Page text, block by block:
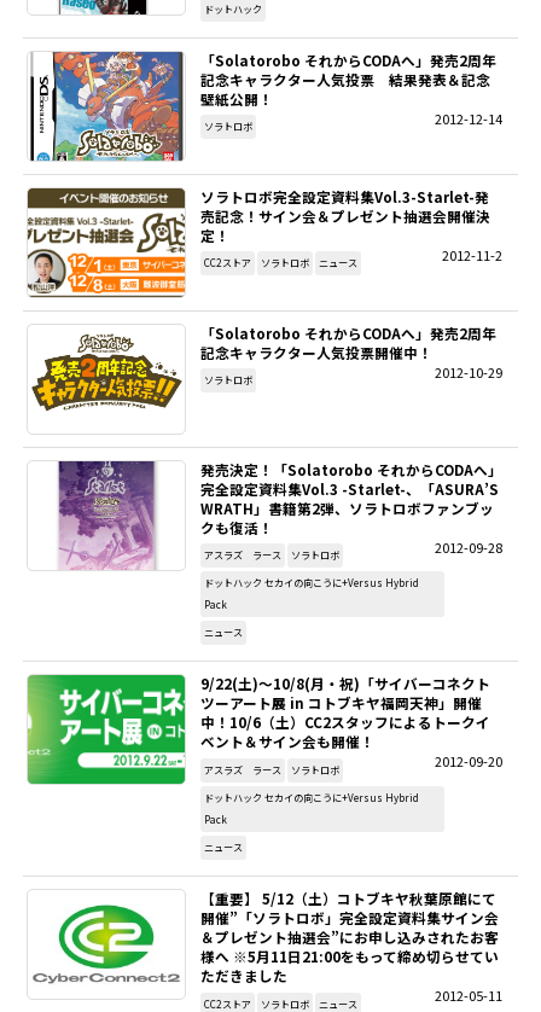
ドットハック
「Solatorobo それからCODAへ」発売2周年
記念キャラクター人気投票 結果発表＆記念
壁紙公開！
2012-12-14
ソラトロボ
ソラトロボ完全設定資料集Vol.3-Starlet-発
売記念！サイン会＆プレゼント抽選会開催決
定！
2012-11-2
CC2ストア ソラトロボ ニュース
「Solatorobo それからCODAへ」発売2周年
記念キャラクター人気投票開催中！
2012-10-29
ソラトロボ
発売決定！「Solatorobo それからCODAへ」
完全設定資料集Vol.3 -Starlet-、「ASURA’S
WRATH」書籍第2弾、ソラトロボファンブッ
クも復活！
2012-09-28
アスラズ ラース ソラトロボ
ドットハック セカイの向こうに+Versus Hybrid
Pack
ニュース
9/22(土)～10/8(月・祝)「サイバーコネクト
ツーアート展 in コトブキヤ福岡天神」開催
中！10/6（土）CC2スタッフによるトークイ
ベント＆サイン会も開催！
2012-09-20
アスラズ ラース ソラトロボ
ドットハック セカイの向こうに+Versus Hybrid
Pack
ニュース
【重要】 5/12（土）コトブキヤ秋葉原館にて
開催”「ソラトロボ」完全設定資料集サイン会
＆プレゼント抽選会”にお申し込みされたお客
様へ ※5月11日21:00をもって締め切らせてい
ただきました
2012-05-11
CC2ストア ソラトロボ ニュース